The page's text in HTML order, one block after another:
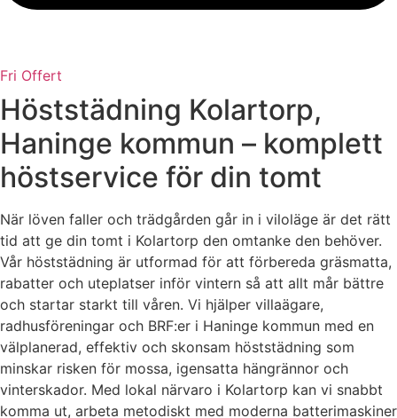
Fri Offert
Höststädning Kolartorp,
Haninge kommun – komplett
höstservice för din tomt
När löven faller och trädgården går in i viloläge är det rätt
tid att ge din tomt i Kolartorp den omtanke den behöver.
Vår höststädning är utformad för att förbereda gräsmatta,
rabatter och uteplatser inför vintern så att allt mår bättre
och startar starkt till våren. Vi hjälper villaägare,
radhusföreningar och BRF:er i Haninge kommun med en
välplanerad, effektiv och skonsam höststädning som
minskar risken för mossa, igensatta hängrännor och
vinterskador. Med lokal närvaro i Kolartorp kan vi snabbt
komma ut, arbeta metodiskt med moderna batterimaskiner